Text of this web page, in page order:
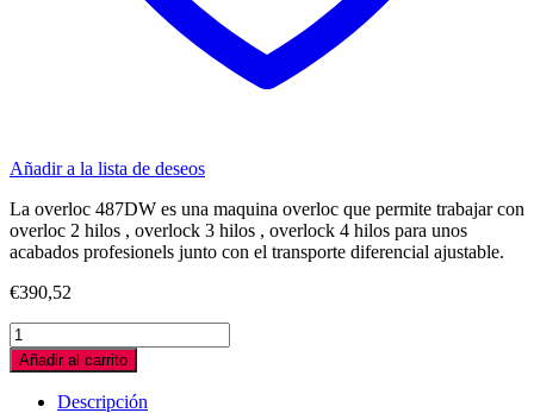
Añadir a la lista de deseos
La overloc 487DW es una maquina overloc que permite trabajar con
overloc 2 hilos , overlock 3 hilos , overlock 4 hilos para unos
acabados profesionels junto con el transporte diferencial ajustable.
€390,52
MAQUINA
OVERLOC
TRAMUNTANA
JAGUAR
Añadir al carrito
Descripción